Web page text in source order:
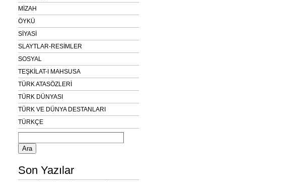
MİZAH
ÖYKÜ
SİYASİ
SLAYTLAR-RESİMLER
SOSYAL
TEŞKİLAT-I MAHSUSA
TÜRK ATASÖZLERİ
TÜRK DÜNYASI
TÜRK VE DÜNYA DESTANLARI
TÜRKÇE
Arama:
Son Yazılar